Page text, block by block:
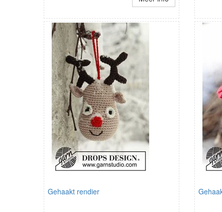
Gehaakt rendier